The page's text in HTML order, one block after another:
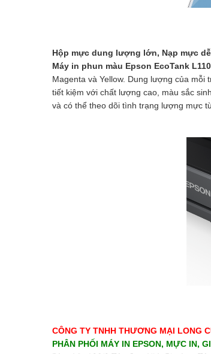
Hộp mực dung lượng lớn, Nạp mực
Máy in phun màu Epson EcoTank
Magenta và Yellow. Dung lượng của
tiết kiệm với chất lượng cao, màu sắc
và có thể theo dõi tình trạng lượng mực
CÔNG TY TNHH THƯƠNG MẠI LONG
PHÂN PHỐI MÁY IN EPSON, MỰC IN,